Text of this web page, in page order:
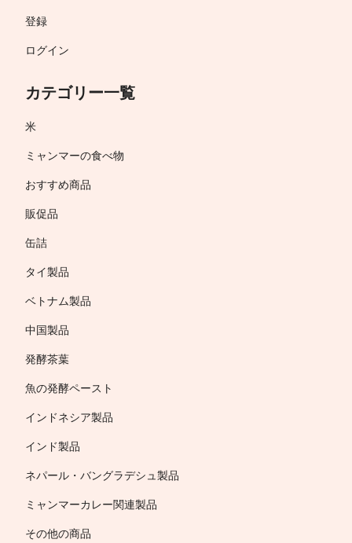
登録
ログイン
カテゴリー一覧
米
ミャンマーの食べ物
おすすめ商品
販促品
缶詰
タイ製品
ベトナム製品
中国製品
発酵茶葉
魚の発酵ペースト
インドネシア製品
インド製品
ネパール・バングラデシュ製品
ミャンマーカレー関連製品
その他の商品